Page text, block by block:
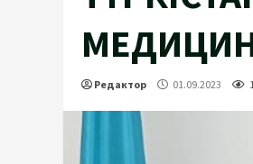
Редактор 01.09.2023